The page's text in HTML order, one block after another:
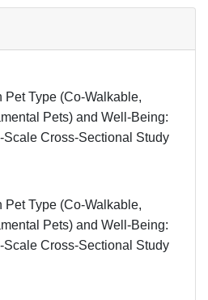
Type (Co-Walkable,
Pets) and Well-Being:
Scale Cross-Sectional Study
Type (Co-Walkable,
Pets) and Well-Being:
Scale Cross-Sectional Study